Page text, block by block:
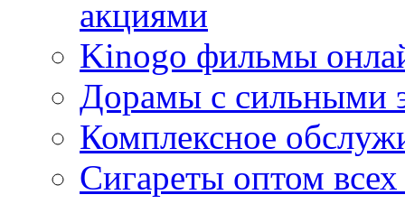
акциями
Kinogo фильмы
Дорамы с сильными
Комплексное
Сигареты оптом